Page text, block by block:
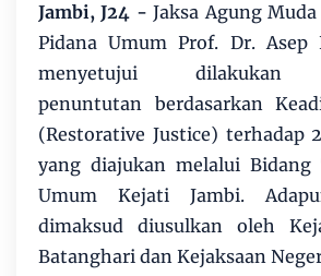
Jambi, J24 - Jaksa Agung
Pidana Umum Prof. Dr. Asep
menyetujui dilakukan
penuntutan berdasarkan
(Restorative Justice) terhadap
yang diajukan melalui Bidang
Umum Kejati Jambi.
dimaksud diusulkan oleh
Batanghari dan Kejaksaan